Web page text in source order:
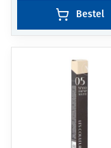
Bestel